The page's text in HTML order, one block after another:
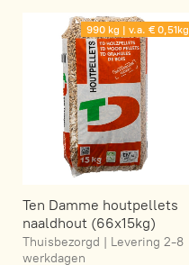
990 kg | v.a. € 0,51kg
Ten Damme houtpellets
naaldhout (66x15kg)
Thuisbezorgd | Levering 2-8
werkdagen